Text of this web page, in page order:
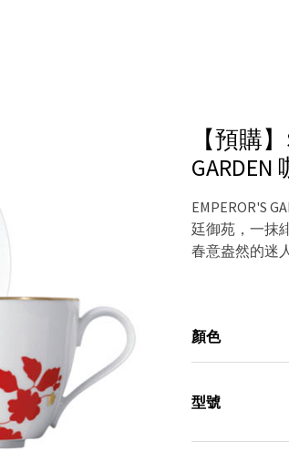
【預購
EMPEROR'S
廷御苑，一抹
春意盎然的迷
顏色
型號